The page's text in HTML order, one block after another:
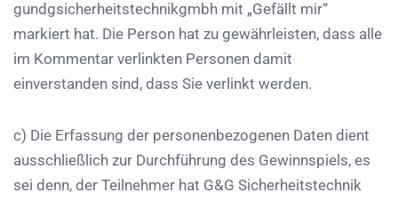
gundgsicherheitstechnikgmbh mit „Gefällt mir“
markiert hat. Die Person hat zu gewährleisten, dass alle
im Kommentar verlinkten Personen damit
einverstanden sind, dass Sie verlinkt werden.
c) Die Erfassung der personenbezogenen Daten dient
ausschließlich zur Durchführung des Gewinnspiels, es
sei denn, der Teilnehmer hat G&G Sicherheitstechnik